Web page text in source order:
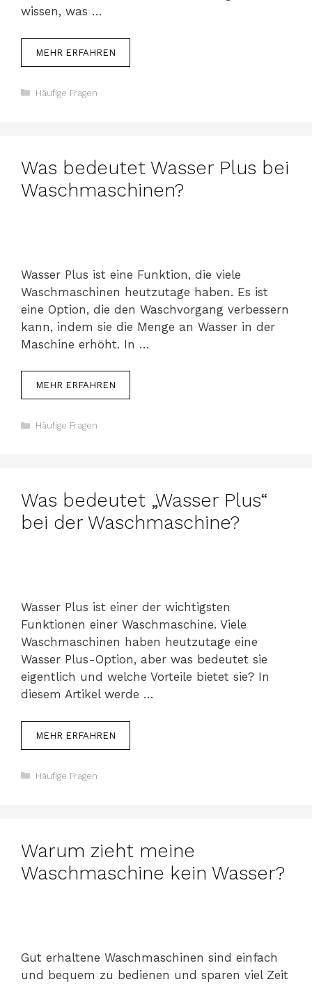
wissen, was …
MEHR ERFAHREN
Kategorien
Häufige Fragen
Was bedeutet Wasser Plus bei
Waschmaschinen?
Wasser Plus ist eine Funktion, die viele
Waschmaschinen heutzutage haben. Es ist
eine Option, die den Waschvorgang verbessern
kann, indem sie die Menge an Wasser in der
Maschine erhöht. In …
MEHR ERFAHREN
Kategorien
Häufige Fragen
Was bedeutet „Wasser Plus“
bei der Waschmaschine?
Wasser Plus ist einer der wichtigsten
Funktionen einer Waschmaschine. Viele
Waschmaschinen haben heutzutage eine
Wasser Plus-Option, aber was bedeutet sie
eigentlich und welche Vorteile bietet sie? In
diesem Artikel werde …
MEHR ERFAHREN
Kategorien
Häufige Fragen
Warum zieht meine
Waschmaschine kein Wasser?
Gut erhaltene Waschmaschinen sind einfach
und bequem zu bedienen und sparen viel Zeit